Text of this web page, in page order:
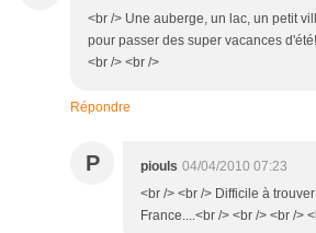
<br /> Une auberge, un lac, un petit
pour passer des super vacances
<br /> <br />
Répondre
P piouls 04/04/2010 07:23
<br /> <br /> Difficile à
France....<br /> <br /> <br />